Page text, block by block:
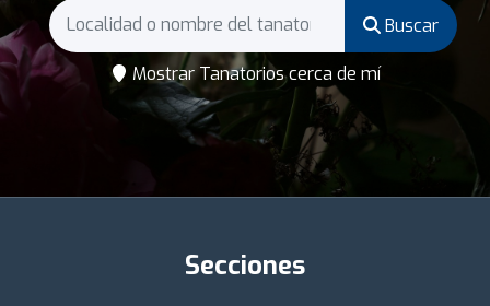
Buscar
Mostrar Tanatorios cerca de mí
Secciones